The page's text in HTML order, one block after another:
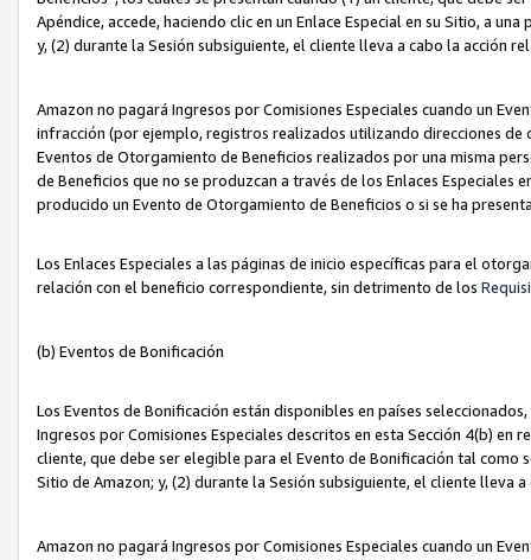
Apéndice, accede, haciendo clic en un Enlace Especial en su Sitio, a
y, (2) durante la Sesión subsiguiente, el cliente lleva a cabo la acción
Amazon no pagará Ingresos por Comisiones Especiales cuando un
infracción (por ejemplo, registros realizados utilizando direcciones
Eventos de Otorgamiento de Beneficios realizados por una misma
de Beneficios que no se produzcan a través de los Enlaces Especiales
producido un Evento de Otorgamiento de Beneficios o si se ha
Los Enlaces Especiales a las páginas de inicio específicas para el
relación con el beneficio correspondiente, sin detrimento de los
(b) Eventos de Bonificación
Los Eventos de Bonificación están disponibles en países
Ingresos por Comisiones Especiales descritos en esta Sección 4(b) en
cliente, que debe ser elegible para el Evento de Bonificación tal como
Sitio de Amazon; y, (2) durante la Sesión subsiguiente, el cliente lleva
Amazon no pagará Ingresos por Comisiones Especiales cuando un